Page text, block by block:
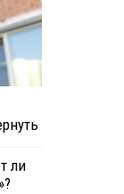
ли